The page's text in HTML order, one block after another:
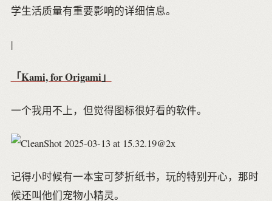
学生活质量有重要影响的详细信息。
|
「Kami, for Origami」
一个我用不上，但觉得图标很好看的软件。
记得小时候有一本宝可梦折纸书，玩的特别开心，那时
候还叫他们宠物小精灵。